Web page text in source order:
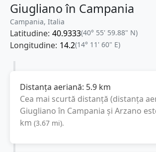
Giugliano în Campania
Campania, Italia
Latitudine: 40.9333(40° 55' 59.88" N)
Longitudine: 14.2(14° 11' 60" E)
Distanța aeriană: 5.9 km
Cea mai scurtă distanță (distanța
Giugliano în Campania și Arzano
km (3.67 mi).